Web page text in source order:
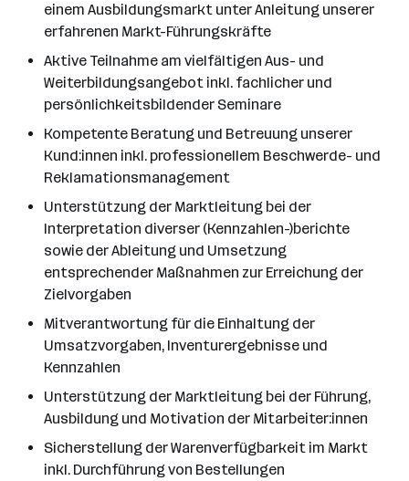
einem Ausbildungsmarkt unter Anleitung unserer
erfahrenen Markt-Führungskräfte
Aktive Teilnahme am vielfältigen Aus- und
Weiterbildungsangebot inkl. fachlicher und
persönlichkeitsbildender Seminare
Kompetente Beratung und Betreuung unserer
Kund:innen inkl. professionellem Beschwerde- und
Reklamationsmanagement
Unterstützung der Marktleitung bei der
Interpretation diverser (Kennzahlen-)berichte
sowie der Ableitung und Umsetzung
entsprechender Maßnahmen zur Erreichung der
Zielvorgaben
Mitverantwortung für die Einhaltung der
Umsatzvorgaben, Inventurergebnisse und
Kennzahlen
Unterstützung der Marktleitung bei der Führung,
Ausbildung und Motivation der Mitarbeiter:innen
Sicherstellung der Warenverfügbarkeit im Markt
inkl. Durchführung von Bestellungen